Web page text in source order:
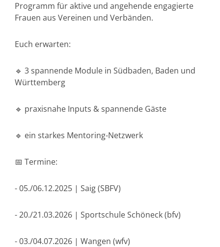
Programm für aktive und angehende engagierte
Frauen aus Vereinen und Verbänden.
Euch erwarten:
🔹 3 spannende Module in Südbaden, Baden und
Württemberg
🔹 praxisnahe Inputs & spannende Gäste
🔹 ein starkes Mentoring-Netzwerk
📅 Termine:
- 05./06.12.2025 | Saig (SBFV)
- 20./21.03.2026 | Sportschule Schöneck (bfv)
- 03./04.07.2026 | Wangen (wfv)